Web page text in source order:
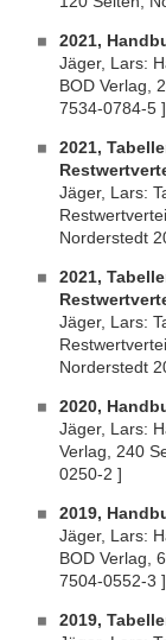
2021,
Jäger, Lars:
BOD Verlag,
7534-0784-5 ]
2021,
Jäger, Lars:
Norderstedt
2021,
Jäger, Lars:
Norderstedt
2020,
Jäger, Lars:
Verlag, 240
0250-2 ]
2019,
Jäger, Lars:
BOD Verlag,
7504-0552-3 ]
2019,